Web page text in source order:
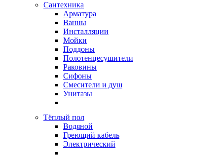
Сантехника
Арматура
Ванны
Инсталляции
Мойки
Поддоны
Полотенцесушители
Раковины
Сифоны
Смесители и душ
Унитазы
Тёплый пол
Водяной
Греющий кабель
Электрический